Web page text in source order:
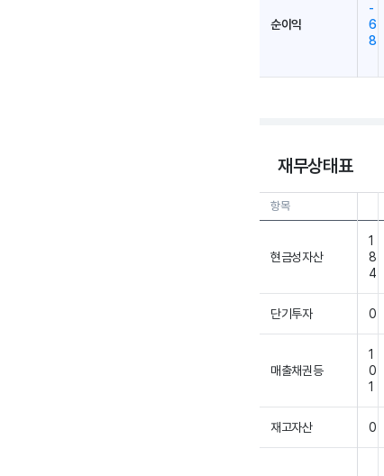
순이익
-
6
8
재무상태표
항목
현금성자산
1
8
4
단기투자 0
매출채권등
1
0
1
재고자산 0